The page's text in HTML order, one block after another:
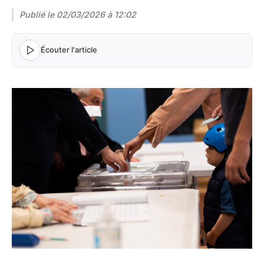
Publié le 02/03/2026 à 12:02
Écouter l'article